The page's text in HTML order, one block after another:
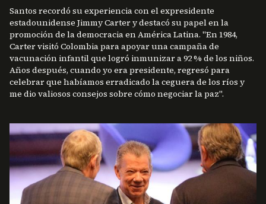
Santos recordó su experiencia con el expresidente
estadounidense Jimmy Carter y destacó su papel en la
promoción de la democracia en América Latina. "En 1984,
Carter visitó Colombia para apoyar una campaña de
vacunación infantil que logró inmunizar a 92 % de los niños.
Años después, cuando yo era presidente, regresó para
celebrar que habíamos erradicado la ceguera de los ríos y
me dio valiosos consejos sobre cómo negociar la paz".